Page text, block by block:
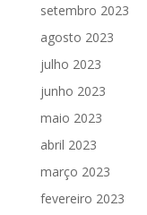
setembro 2023
agosto 2023
julho 2023
junho 2023
maio 2023
abril 2023
março 2023
fevereiro 2023